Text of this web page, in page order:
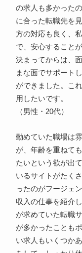
の求人も多かった
に合った転職先を
方の対応も良く、
で、安心すること
決まってからは、
まな面でサポート
ができました。こ
用したいです。
（男性・20代）
勤めていた職場は
が、年齢を重ねて
たいという欲が出
いるサイトがたく
ったのがフージェ
収入の仕事を紹介
が求めていた転職
が多かったことも
い求人もいくつか